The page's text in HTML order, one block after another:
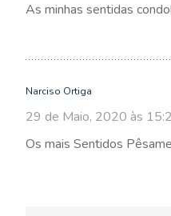
As minhas sentidas
Narciso Ortiga
29 de Maio, 2020 às
Os mais Sentidos